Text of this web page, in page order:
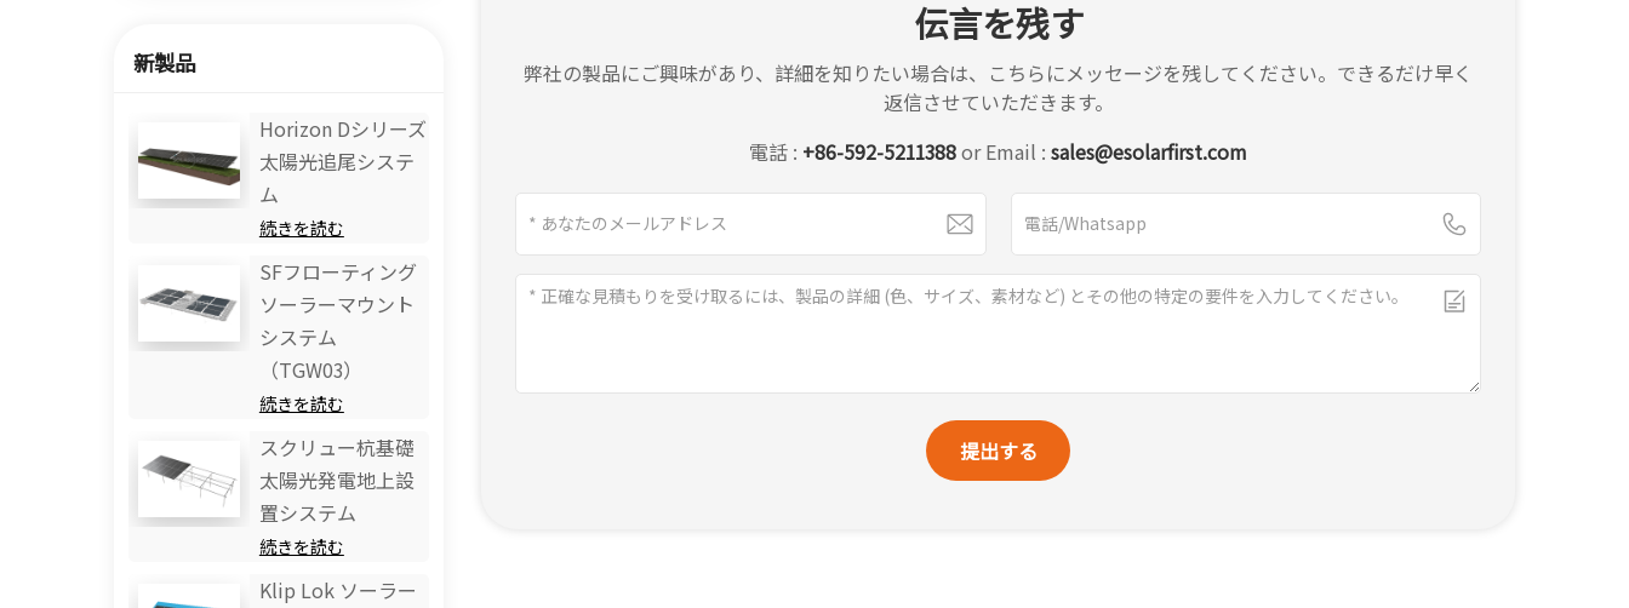
新製品
Horizo​​n Dシリーズ
太陽光追尾システ
ム
続きを読む
SFフローティング
ソーラーマウント
システム
（TGW03）
続きを読む
スクリュー杭基礎
太陽光発電地上設
置システム
続きを読む
Klip Lok ソーラー
伝言を残す
弊社の製品にご興味があり、詳細を知りたい場合は、こちらにメッセージを残してください。できるだけ早く
返信させていただきます。
電話 : +86-592-5211388 or Email :sales@esolarfirst.com
提出する